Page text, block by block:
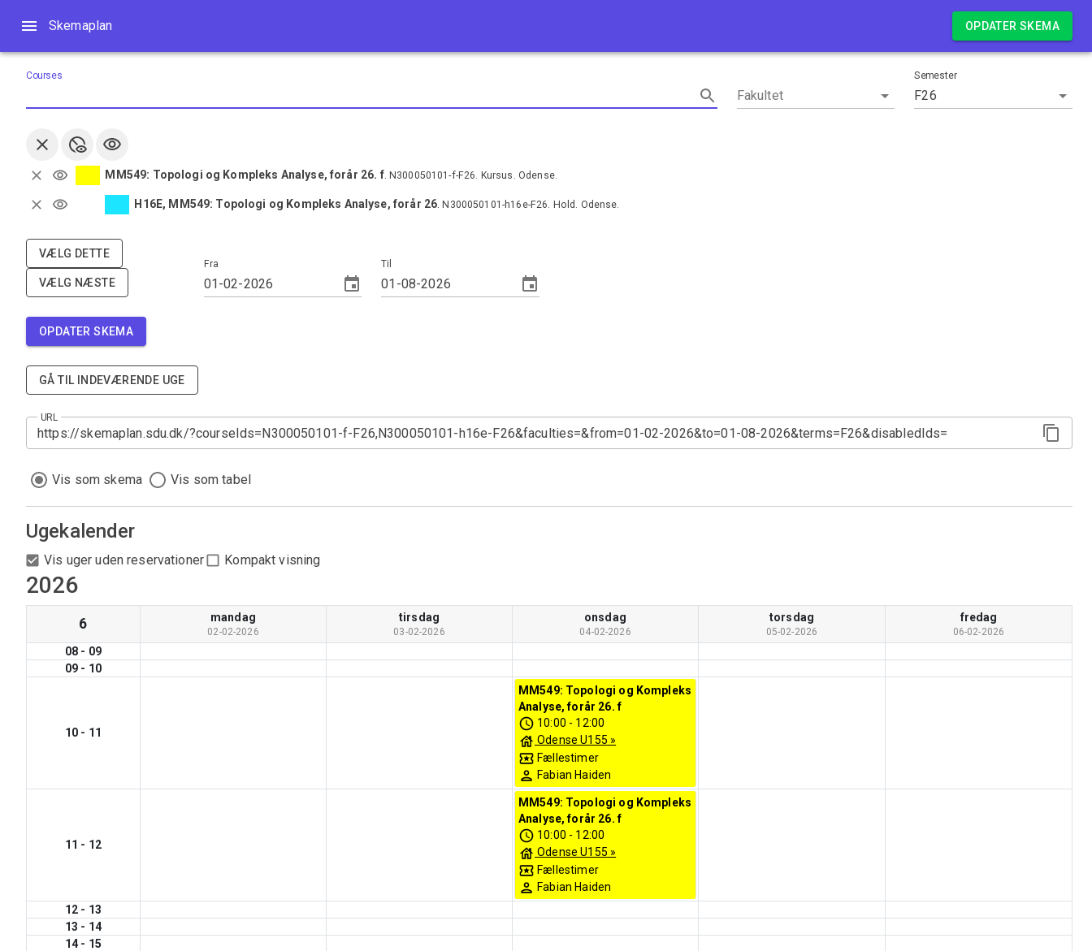
Skemaplan OPDATER SKEMA
Skemaplan
Courses
Fakultet F26
Semester
MM549: Topologi og Kompleks Analyse, forår 26. f. N300050101-f-F26 Kursus Odense.
H16E, MM549: Topologi og Kompleks Analyse, forår 26 .N300050101-h16e-F26 Hold Odense
VÆLG DETTE
VÆLG NÆSTE
Fra Til
OPDATER SKEMA
GÅ TIL INDEVÆRENDE UGE
URL
Vis som skema Vis som tabel
Ugekalender
Vis uger uden reservationer Kompakt visning
2026
6 mandag
02-02-2026
tirsdag
03-02-2026
onsdag
04-02-2026
torsdag
05-02-2026
fredag
06-02-2026
08 - 09
09 - 10
10 - 11
MM549: Topologi og Kompleks
Analyse, forår 26. f
10:00 - 12:00
Odense U155 »
Fællestimer
Fabian Haiden
11 - 12
MM549: Topologi og Kompleks
Analyse, forår 26. f
10:00 - 12:00
Odense U155 »
Fællestimer
Fabian Haiden
12 - 13
13 - 14
14 - 15